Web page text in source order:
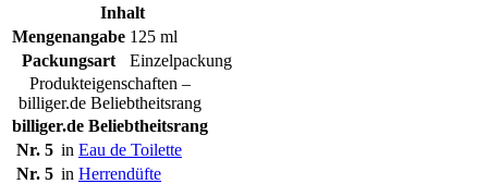
Inhalt
Mengenangabe 125 ml
Packungsart
Einzelpackung
Produkteigenschaften –
billiger.de Beliebtheitsrang
billiger.de Beliebtheitsrang
Nr. 5 in Eau de Toilette
Nr. 5 in Herrendüfte